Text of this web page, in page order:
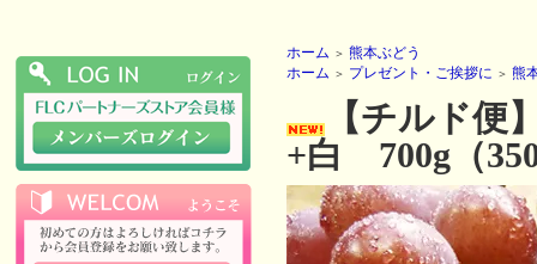
ホーム ＞ 熊本ぶどう
ホーム ＞ プレゼント・ご挨拶に ＞ 熊
【チルド
+白 700g（